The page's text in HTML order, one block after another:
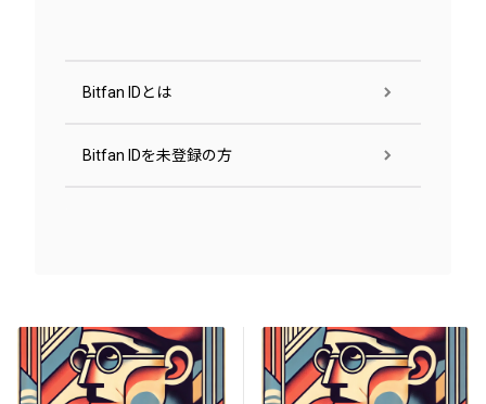
Bitfan IDとは
Bitfan IDを未登録の方